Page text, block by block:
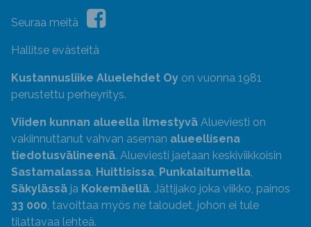
Seuraa meitä
Hallitse evästeitä
Kustannusliike Aluelehdet Oy on vuonna 1981
perustettu perheyritys.
Viiden kunnan alueella ilmestyvä Alueviesti on
vakiinnuttanut vahvan aseman alueellisena
tiedotusvälineenä. Alueviesti jaetaan keskiviikkoisin
Sastamalassa, Huittisissa, Punkalaitumella,
Säkylässä ja Kokemäellä. Jättijako joka viikko, painos
33 000, tavoittaa myös ne taloudet, johon ei tule
tilattavaa lehteä.